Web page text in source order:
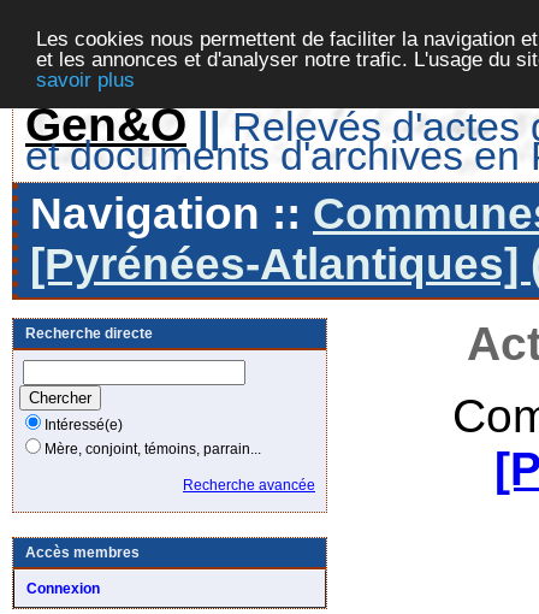
Les cookies nous permettent de faciliter la navigation
et les annonces et d'analyser notre trafic. L'usage du
savoir plus
Gen&O || Relevés d'actes
et documents d'archives en
Navigation ::
[Pyrénées-Atlantiques]
Recherche directe
Intéressé(e)
Mère, conjoint, témoins, parrain...
Recherche avancée
Accès membres
Connexion